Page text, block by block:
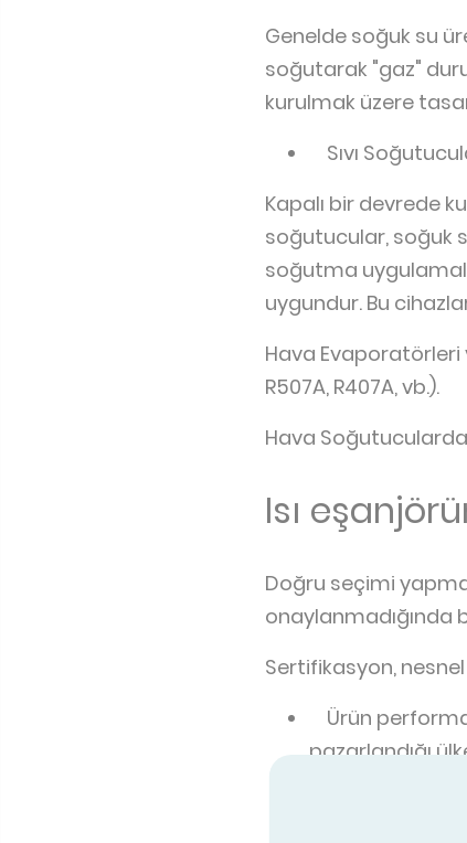
Genelde soğuk su
soğutarak "gaz"
kurulmak üzere
Sıvı
Kapalı bir devrede
soğutucular, soğuk
soğutma
uygundur. Bu
Hava Evaporatörleri
R507A, R407A, vb.).
Hava
Isı
Doğru seçimi
onaylanmadığında
Sertifikasyon,
Ürün
pazarlandığı
Sertifikalı bir